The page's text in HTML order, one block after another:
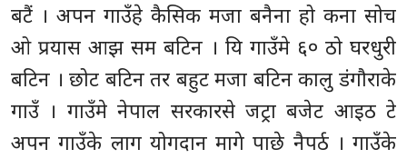
बटैं । अपन गाउँहे कैसिक मजा बनैना हो कना सोच
ओ प्रयास आझ सम बटिन । यि गाउँमे ६० ठो घरधुरी
बटिन । छोट बटिन तर बहुट मजा बटिन कालु डंगौराके
गाउँ । गाउँमे नेपाल सरकारसे जट्रा बजेट आइठ टे
अपन गाउँके लाग योगदान मागे पाछे नैपर्ठ । गाउँके